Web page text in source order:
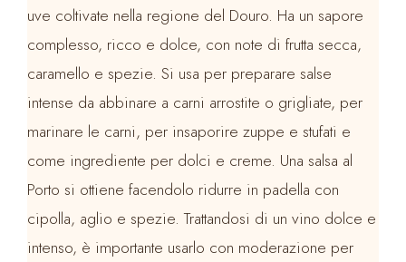
uve coltivate nella regione del Douro. Ha un sapore
complesso, ricco e dolce, con note di frutta secca,
caramello e spezie. Si usa per preparare salse
intense da abbinare a carni arrostite o grigliate, per
marinare le carni, per insaporire zuppe e stufati e
come ingrediente per dolci e creme. Una salsa al
Porto si ottiene facendolo ridurre in padella con
cipolla, aglio e spezie. Trattandosi di un vino dolce e
intenso, è importante usarlo con moderazione per